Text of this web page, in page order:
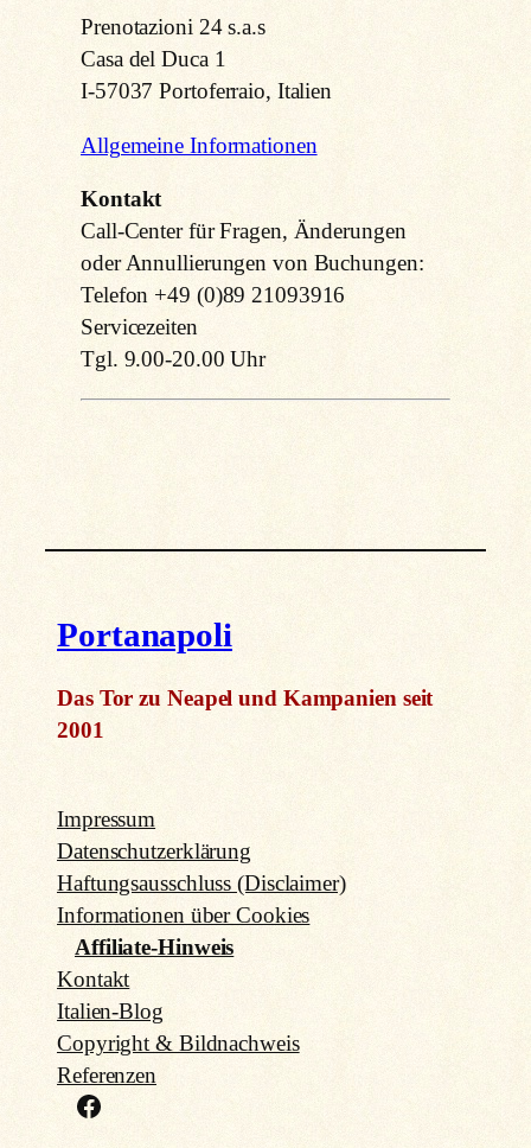
Prenotazioni 24 s.a.s
Casa del Duca 1
I-57037 Portoferraio, Italien
Allgemeine Informationen
Kontakt
Call-Center für Fragen, Änderungen
oder Annullierungen von Buchungen:
Telefon +49 (0)89 21093916
Servicezeiten
Tgl. 9.00-20.00 Uhr
Portanapoli
Das Tor zu Neapel und Kampanien seit
2001
Impressum
Datenschutzerklärung
Haftungsausschluss (Disclaimer)
Informationen über Cookies
Affiliate-Hinweis
Kontakt
Italien-Blog
Copyright & Bildnachweis
Referenzen
Facebook